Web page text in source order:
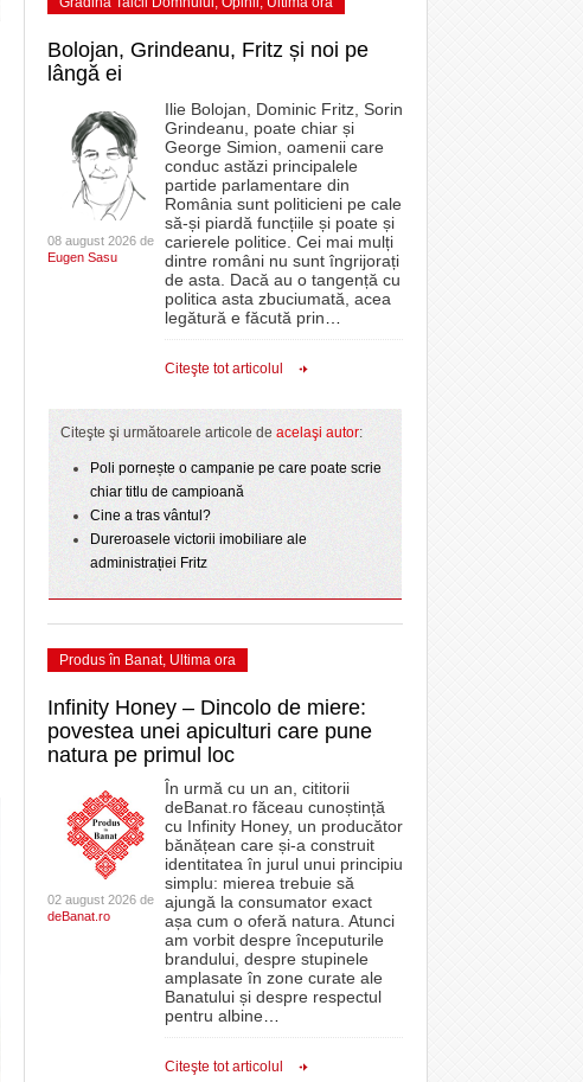
Bolojan, Grindeanu, Fritz și noi pe
lângă ei
08 august 2026 de
Eugen Sasu
Ilie Bolojan, Dominic Fritz, Sorin
Grindeanu, poate chiar și
George Simion, oamenii care
conduc astăzi principalele
partide parlamentare din
România sunt politicieni pe cale
să-și piardă funcțiile și poate și
carierele politice. Cei mai mulți
dintre români nu sunt îngrijorați
de asta. Dacă au o tangență cu
politica asta zbuciumată, acea
legătură e făcută prin
Citeşte tot articolul
Citeşte şi următoarele articole de acelaşi autor:
Poli pornește o campanie pe care poate scrie
chiar titlu de campioană
Cine a tras vântul?
Dureroasele victorii imobiliare ale
administrației Fritz
Produs în Banat, Ultima ora
Infinity Honey – Dincolo de miere:
povestea unei apiculturi care pune
natura pe primul loc
02 august 2026 de
deBanat.ro
În urmă cu un an, cititorii
deBanat.ro făceau cunoștință
cu Infinity Honey, un producător
bănățean care și-a construit
identitatea în jurul unui principiu
simplu: mierea trebuie să
ajungă la consumator exact
așa cum o oferă natura. Atunci
am vorbit despre începuturile
brandului, despre stupinele
amplasate în zone curate ale
Banatului și despre respectul
pentru albine
Citeşte tot articolul